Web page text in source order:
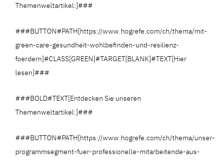
Themenweltartikel:]###
###BUTTON#PATH[https://www.hogrefe.com/ch/thema/mit-
green-care-gesundheit-wohlbefinden-und-resilienz-
foerdern]#CLASS[GREEN]#TARGET[BLANK]#TEXT[Hier
lesen]###
###BOLD#TEXT[Entdecken Sie unseren
Themenweltartikel:]###
###BUTTON#PATH[https://www.hogrefe.com/ch/thema/unser-
programmsegment-fuer-professionelle-mitarbeitende-aus-